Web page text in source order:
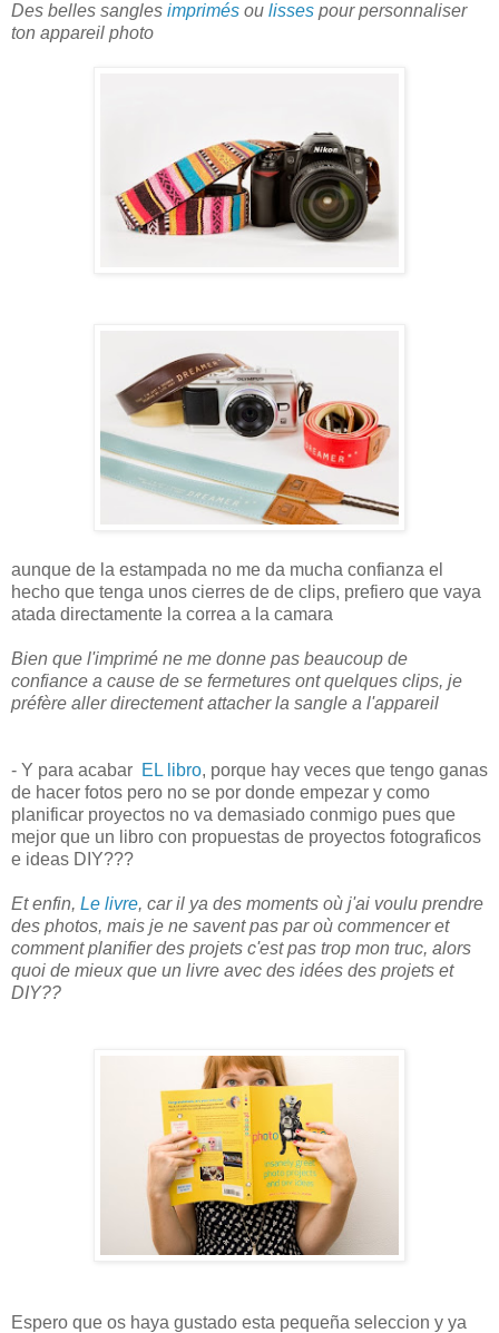
Des belles sangles imprimés ou lisses pour personnaliser
ton appareil photo
aunque de la estampada no me da mucha confianza el
hecho que tenga unos cierres de de clips, prefiero que vaya
atada directamente la correa a la camara
Bien que l'imprimé ne me donne pas beaucoup de
confiance a cause de se fermetures ont quelques clips, je
préfère aller directement attacher la sangle a l'appareil
- Y para acabar EL libro, porque hay veces que tengo ganas
de hacer fotos pero no se por donde empezar y como
planificar proyectos no va demasiado conmigo pues que
mejor que un libro con propuestas de proyectos fotograficos
e ideas DIY???
Et enfin, Le livre, car il ya des moments où j'ai voulu prendre
des photos, mais je ne savent pas par où commencer et
comment planifier des projets c'est pas trop mon truc, alors
quoi de mieux que un livre avec des idées des projets et
DIY??
Espero que os haya gustado esta pequeña seleccion y ya